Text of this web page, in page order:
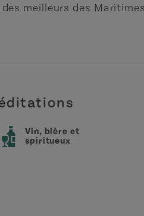
meilleurs des
Vin, bière et
spiritueux